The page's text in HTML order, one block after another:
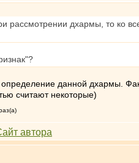
рассмотрении дхармы, то ко
данной дхармы.
считают некоторые)